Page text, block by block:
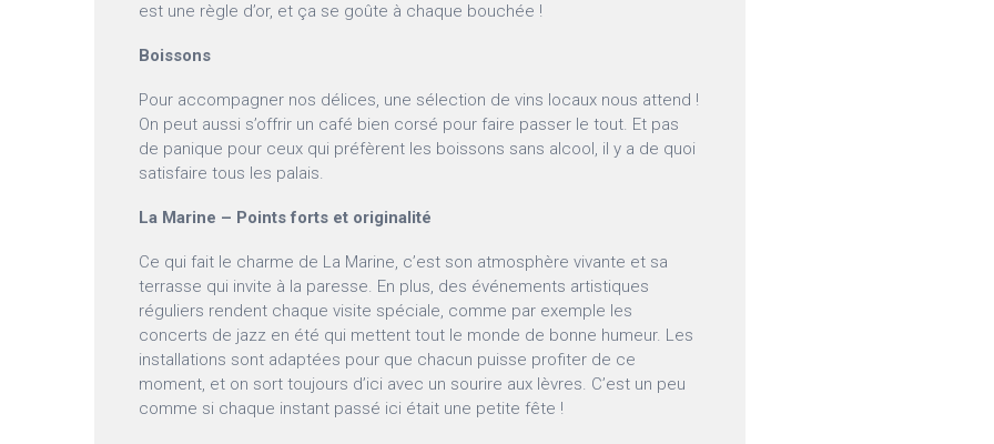
est une règle d’or, et ça se goûte à chaque bouchée !
Boissons
Pour accompagner nos délices, une sélection de vins locaux nous attend !
On peut aussi s’offrir un café bien corsé pour faire passer le tout. Et pas
de panique pour ceux qui préfèrent les boissons sans alcool, il y a de quoi
satisfaire tous les palais.
La Marine – Points forts et originalité
Ce qui fait le charme de La Marine, c’est son atmosphère vivante et sa
terrasse qui invite à la paresse. En plus, des événements artistiques
réguliers rendent chaque visite spéciale, comme par exemple les
concerts de jazz en été qui mettent tout le monde de bonne humeur. Les
installations sont adaptées pour que chacun puisse profiter de ce
moment, et on sort toujours d’ici avec un sourire aux lèvres. C’est un peu
comme si chaque instant passé ici était une petite fête !